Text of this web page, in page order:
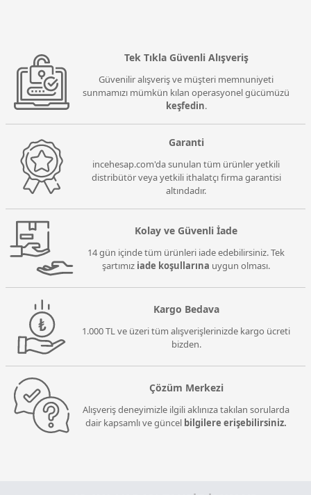
Tek Tıkla Güvenli Alışveriş
Güvenilir alışveriş ve müşteri memnuniyeti
sunmamızı mümkün kılan operasyonel gücümüzü
keşfedin.
Garanti
incehesap.com'da sunulan tüm ürünler yetkili
distribütör veya yetkili ithalatçı firma garantisi
altındadır.
Kolay ve Güvenli İade
14 gün içinde tüm ürünleri iade edebilirsiniz. Tek
şartımız iade koşullarına uygun olması.
Kargo Bedava
1.000 TL ve üzeri tüm alışverişlerinizde kargo ücreti
bizden.
Çözüm Merkezi
Alışveriş deneyimizle ilgili aklınıza takılan sorularda
dair kapsamlı ve güncel bilgilere erişebilirsiniz.